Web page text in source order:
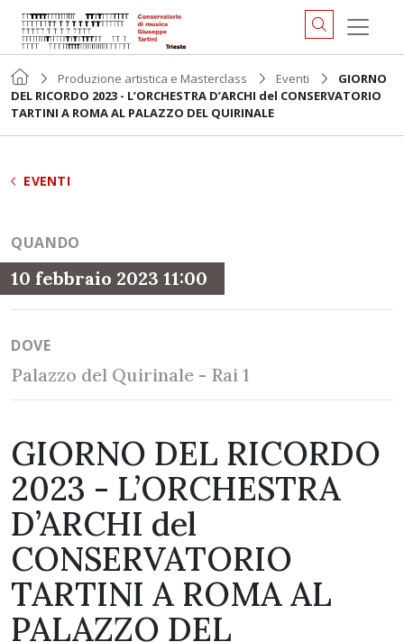
Produzione artistica e Masterclass Eventi
GIORNO
DEL RICORDO 2023 - L’ORCHESTRA D’ARCHI del CONSERVATORIO
TARTINI A ROMA AL PALAZZO DEL QUIRINALE
EVENTI
QUANDO
10 febbraio 2023 11:00
DOVE
Palazzo del Quirinale - Rai 1
GIORNO DEL RICORDO
2023 - L’ORCHESTRA
D’ARCHI del
CONSERVATORIO
TARTINI A ROMA AL
PALAZZO DEL